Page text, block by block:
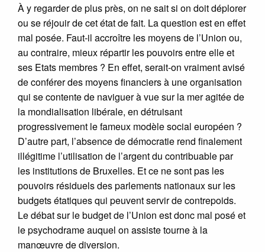
À y regarder de plus près, on ne sait si on doit déplorer
ou se réjouir de cet état de fait. La question est en effet
mal posée. Faut-il accroître les moyens de l’Union ou,
au contraire, mieux répartir les pouvoirs entre elle et
ses Etats membres ? En effet, serait-on vraiment avisé
de conférer des moyens financiers à une organisation
qui se contente de naviguer à vue sur la mer agitée de
la mondialisation libérale, en détruisant
progressivement le fameux modèle social européen ?
D’autre part, l’absence de démocratie rend finalement
illégitime l’utilisation de l’argent du contribuable par
les institutions de Bruxelles. Et ce ne sont pas les
pouvoirs résiduels des parlements nationaux sur les
budgets étatiques qui peuvent servir de contrepoids.
Le débat sur le budget de l’Union est donc mal posé et
le psychodrame auquel on assiste tourne à la
manœuvre de diversion.